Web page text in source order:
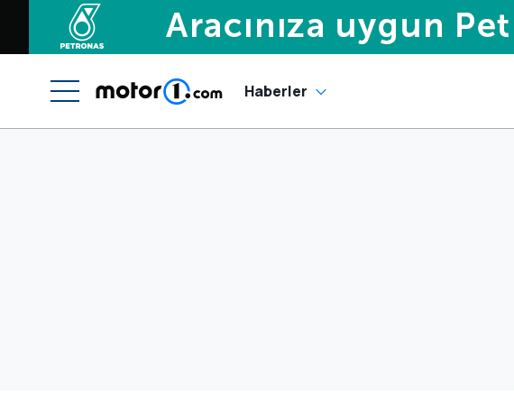
Haberler